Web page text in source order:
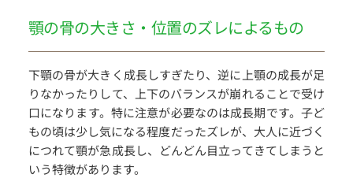
顎の骨の大きさ・位置のズレによるもの
下顎の骨が大きく成長しすぎたり、逆に上顎の成長が足
りなかったりして、上下のバランスが崩れることで受け
口になります。特に注意が必要なのは成長期です。子ど
もの頃は少し気になる程度だったズレが、大人に近づく
につれて顎が急成長し、どんどん目立ってきてしまうと
いう特徴があります。